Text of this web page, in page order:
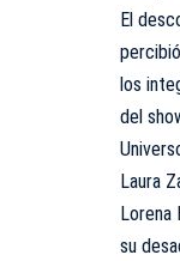
El
los
del
Laura
Lorena
su